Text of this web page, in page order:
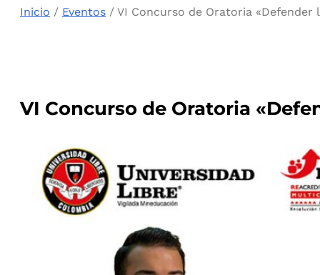
Inicio / Eventos / VI Concurso de Oratoria «Defender
VI Concurso de Oratoria